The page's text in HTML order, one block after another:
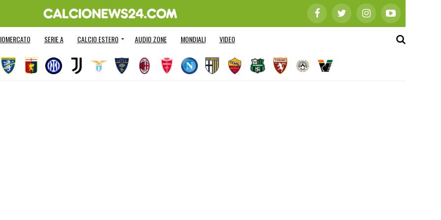
SERIE A CALCIO ESTERO AUDIO ZONE MONDIALI VIDEO